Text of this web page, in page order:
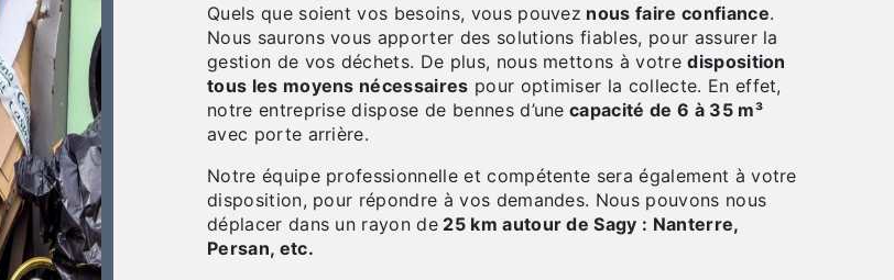
Quels que soient vos besoins, vous pouvez nous faire confiance.
Nous saurons vous apporter des solutions fiables, pour assurer la
gestion de vos déchets. De plus, nous mettons à votredisposition
tous les moyens nécessaires pour optimiser la collecte. En effet,
notre entreprise dispose de bennes d’une capacité de 6 à 35 m³
avec porte arrière.
Notre équipe professionnelle et compétente sera également à votre
disposition, pour répondre à vos demandes. Nous pouvons nous
déplacer dans un rayon de 25 km autour de Sagy : Nanterre,
Persan, etc.